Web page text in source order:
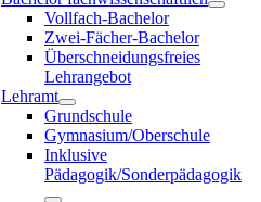
Vollfach-Bachelor
Zwei-Fächer-Bachelor
Überschneidungsfreies
Lehrangebot
Lehramt
Grundschule
Gymnasium/Oberschule
Inklusive
Pädagogik/Sonderpädagogik